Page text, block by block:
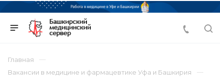
Главная
Вакансии в медицине и фармацевтике Уфа и Башкирия